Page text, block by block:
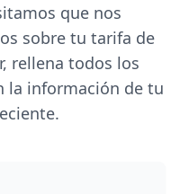
que nos
sobre tu tarifa de
rellena todos los
la información de tu